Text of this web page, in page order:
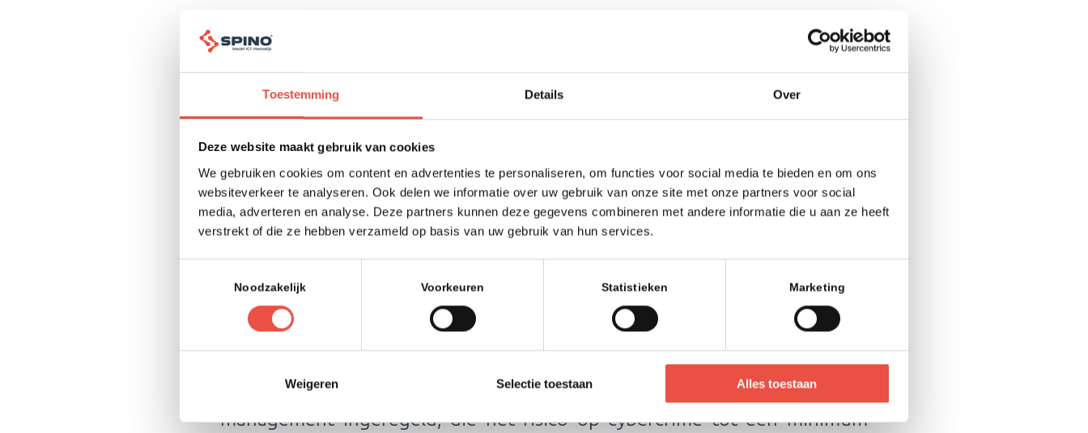
Toestemming Details Over
Deze website maakt gebruik van cookies
We gebruiken cookies om content en advertenties te personaliseren, om functies voor social media te bieden en om ons
websiteverkeer te analyseren. Ook delen we informatie over uw gebruik van onze site met onze partners voor social
media, adverteren en analyse. Deze partners kunnen deze gegevens combineren met andere informatie die u aan ze heeft
verstrekt of die ze hebben verzameld op basis van uw gebruik van hun services.
Noodzakelijk Voorkeuren Statistieken Marketing
Weigeren Selectie toestaan Alles toestaan
MBOWebshop.nl vindt kennis, schaalbaarheid en ontzorging bij SPINO. De
MBO webshop is niet zomaar een webshop. Het is een uniek platform dat
zowel scholen als leerlingen bedient met een breed aanbod aan
(gepersonaliseerde) leermiddelen.
Lees meer
Klantverhaal Universiteiten van Nederland (UNL)
SPINO heeft voor UNL een flexibele oplossing voor data- en identity
management ingeregeld, die het risico op cybercrime tot een minimum